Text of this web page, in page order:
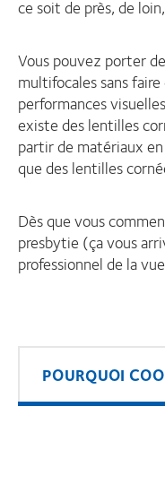
ce soit de près, de
Vous pouvez porter
multifocales sans
performances
existe des lentilles
partir de matériaux
que des lentilles
Dès que vous
presbytie (ça vous
professionnel de la
POURQUOI